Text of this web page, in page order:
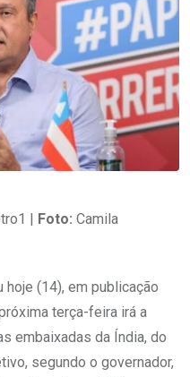
| Foto: Camila
hoje (14), em publicação
terça-feira irá a
embaixadas da Índia, do
segundo o governador,